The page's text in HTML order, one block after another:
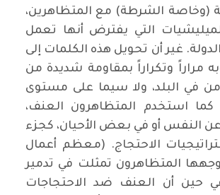
(وخاصة الشرطة) مع المتظاهرين،
التي يفترض أنها تعمل
غير أن تحويل هذه الكلمات إلى
مراراً وتكراراً بمقاومة شديدة من
في البلد، ولا سيما على مستوى
كما استخدم المتظاهرون العنف،
النفس أو في بعض الأحيان، كجزء
الاحتجاج. (معظم أعمال
المتظاهرون تمثلت في تدمير
في حين أن العنف ضد الاحتجاجات